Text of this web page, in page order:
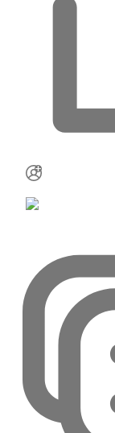
Request Demo
Product Tour
데이터스
진행…"국
기사
2023-07-04 16:56
데이터스트림
대상으로 데이
진행했다고 20
데이터스트림
등을 소개하고,
데이터 거버넌